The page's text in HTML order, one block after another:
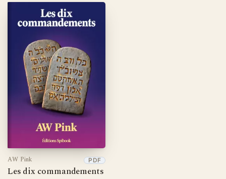
AW Pink
Les dix commandements
PDF